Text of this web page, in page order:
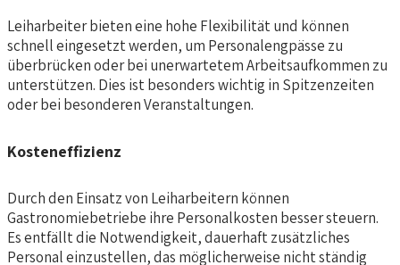
Leiharbeiter bieten eine hohe Flexibilität und können
schnell eingesetzt werden, um Personalengpässe zu
überbrücken oder bei unerwartetem Arbeitsaufkommen zu
unterstützen. Dies ist besonders wichtig in Spitzenzeiten
oder bei besonderen Veranstaltungen.
Kosteneffizienz
Durch den Einsatz von Leiharbeitern können
Gastronomiebetriebe ihre Personalkosten besser steuern.
Es entfällt die Notwendigkeit, dauerhaft zusätzliches
Personal einzustellen, das möglicherweise nicht ständig